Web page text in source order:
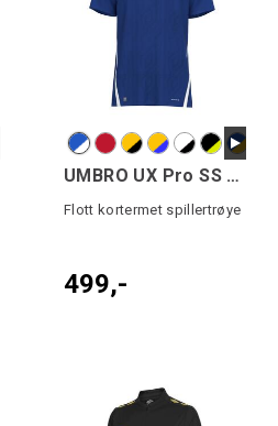
UMBRO UX Pro SS Jsy
Flott kortermet spillertrøye
499,-